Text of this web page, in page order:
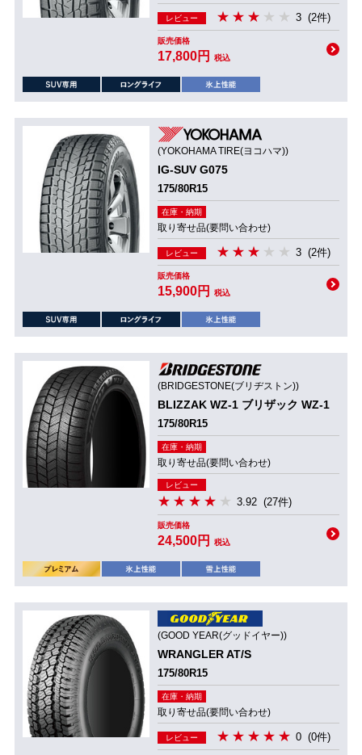
レビュー 3 (2件)
販売価格
17,800円 税込
(YOKOHAMA TIRE(ヨコハマ))
IG-SUV G075
175/80R15
在庫・納期
取り寄せ品(要問い合わせ)
レビュー 3 (2件)
販売価格
15,900円 税込
(BRIDGESTONE(ブリヂストン))
BLIZZAK WZ-1 ブリザック WZ-1
175/80R15
在庫・納期
取り寄せ品(要問い合わせ)
レビュー
3.92 (27件)
販売価格
24,500円 税込
(GOOD YEAR(グッドイヤー))
WRANGLER AT/S
175/80R15
在庫・納期
取り寄せ品(要問い合わせ)
レビュー 0 (0件)